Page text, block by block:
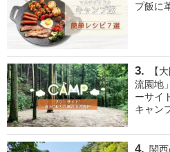
プ飯に
【
流園地
ーサイ
キャン
関